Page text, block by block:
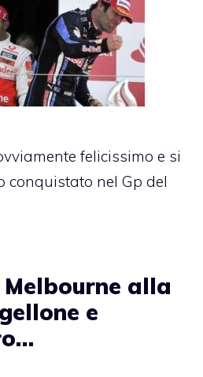
felicissimo e si
conquistato nel Gp del
Melbourne alla
e